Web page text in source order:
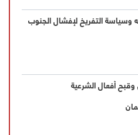
وسياسة التفريخ لإفشال الجنوب
أفعال الشرعية